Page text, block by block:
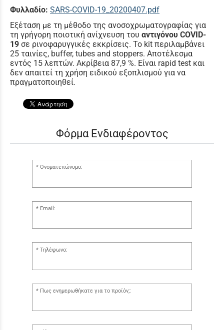
Φυλλαδίο: SARS-COVID-19_20200407.pdf
Εξέταση με τη μέθοδο της ανοσοχρωματογραφίας για
τη γρήγορη ποιοτική ανίχνευση του αντιγόνου COVID-
19 σε ρινοφαρυγγικές εκκρίσεις. Το kit περιλαμβάνει
25 ταινίες, buffer, tubes and stoppers. Αποτέλεσμα
εντός 15 λεπτών. Ακρίβεια 87,9 %. Είναι rapid test και
δεν απαιτεί τη χρήση ειδικού εξοπλισμού για να
πραγματοποιηθεί.
Φόρμα Ενδιαφέροντος
Ονοματεπώνυμο:
Email:
Τηλέφωνο:
Πως ενημερωθήκατε για το προϊόν;: